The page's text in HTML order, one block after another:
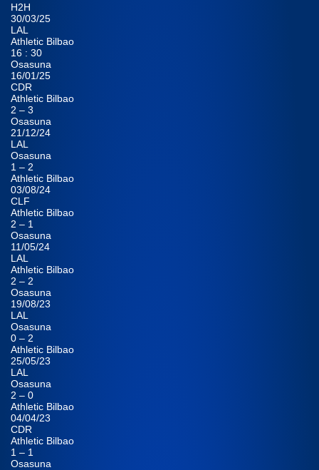
H2H
30/03/25
LAL
Athletic Bilbao
16 : 30
Osasuna
16/01/25
CDR
Athletic Bilbao
2 – 3
Osasuna
21/12/24
LAL
Osasuna
1 – 2
Athletic Bilbao
03/08/24
CLF
Athletic Bilbao
2 – 1
Osasuna
11/05/24
LAL
Athletic Bilbao
2 – 2
Osasuna
19/08/23
LAL
Osasuna
0 – 2
Athletic Bilbao
25/05/23
LAL
Osasuna
2 – 0
Athletic Bilbao
04/04/23
CDR
Athletic Bilbao
1 – 1
Osasuna